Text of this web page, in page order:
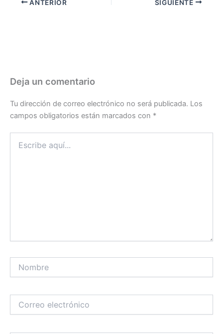
ANTERIOR SIGUIENTE
Deja un comentario
Tu dirección de correo electrónico no será publicada. Los
campos obligatorios están marcados con *
aquí...
electrónico